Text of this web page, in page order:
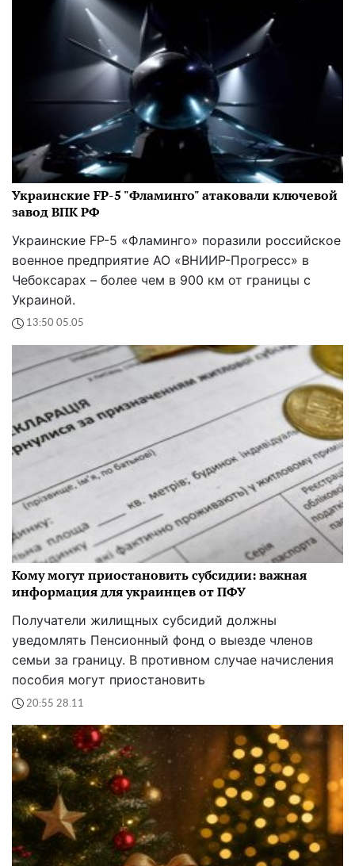
Украинские FP-5 "Фламинго" атаковали ключевой
завод ВПК РФ
Украинские FP-5 «Фламинго» поразили российское
военное предприятие АО «ВНИИР-Прогресс» в
Чебоксарах – более чем в 900 км от границы с
Украиной.
13:50 05.05
Кому могут приостановить субсидии: важная
информация для украинцев от ПФУ
Получатели жилищных субсидий должны
уведомлять Пенсионный фонд о выезде членов
семьи за границу. В противном случае начисления
пособия могут приостановить
20:55 28.11